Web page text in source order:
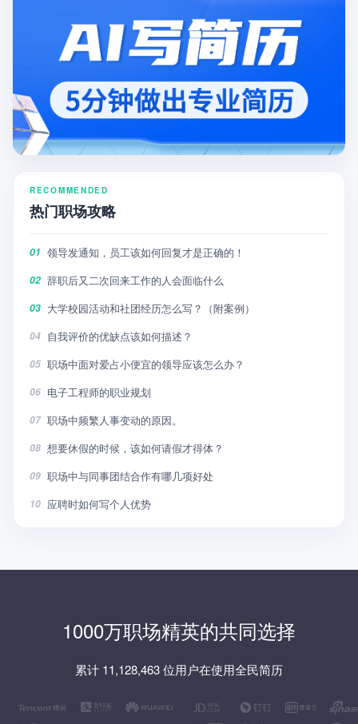
RECOMMENDED
热门职场攻略
01 领导发通知，员工该如何回复才是正确的！
02 辞职后又二次回来工作的人会面临什么
03 大学校园活动和社团经历怎么写？（附案例）
04 自我评价的优缺点该如何描述？
05 职场中面对爱占小便宜的领导应该怎么办？
06 电子工程师的职业规划
07 职场中频繁人事变动的原因。
08 想要休假的时候，该如何请假才得体？
09 职场中与同事团结合作有哪几项好处
10 应聘时如何写个人优势
1000万职场精英的共同选择
累计 11,128,463 位用户在使用全民简历